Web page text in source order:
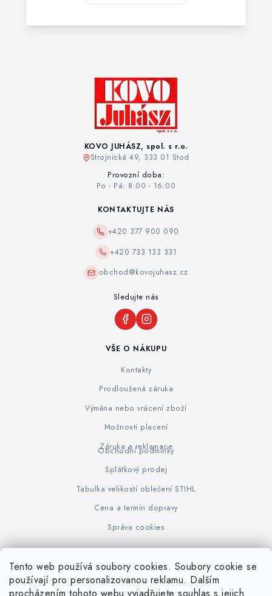
Tento web používá soubory cookies. Soubory cookie se
používají pro personalizovanou reklamu. Dalším
KOVO JUHÁSZ, spol. s r.o.
Strojnická 49, 333 01 Stod
Provozní doba:
Po - Pá: 8:00 - 16:00
VŠE O NÁKUPU
Kontakty
Prodloužená záruka
Výměna nebo vrácení zboží
Možnosti placení
Záruka a reklamace
Obchodní podmínky
Splátkový prodej
Tabulka velikostí oblečení STIHL
Cena a termín dopravy
Správa cookies
KONTAKTUJTE NÁS
+420 377 900 090
+420 733 133 331
obchod@kovojuhasz.cz
Sledujte nás
www.KOVOJUHASZ.cz Výrobce STIHL STIHL Timbersport